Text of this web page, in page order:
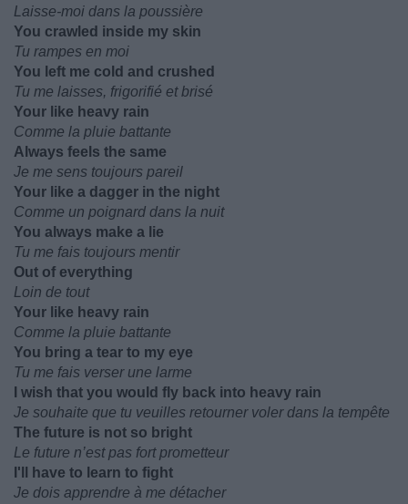
Laisse-moi dans la poussière
You crawled inside my skin
Tu rampes en moi
You left me cold and crushed
Tu me laisses, frigorifié et brisé
Your like heavy rain
Comme la pluie battante
Always feels the same
Je me sens toujours pareil
Your like a dagger in the night
Comme un poignard dans la nuit
You always make a lie
Tu me fais toujours mentir
Out of everything
Loin de tout
Your like heavy rain
Comme la pluie battante
You bring a tear to my eye
Tu me fais verser une larme
I wish that you would fly back into heavy rain
Je souhaite que tu veuilles retourner voler dans la tempête
The future is not so bright
Le future n’est pas fort prometteur
I'll have to learn to fight
Je dois apprendre à me détacher